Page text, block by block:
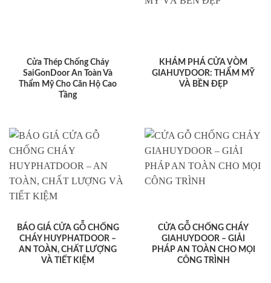
Cửa Thép Chống Cháy
SaiGonDoor An Toàn Và
Thẩm Mỹ Cho Căn Hộ Cao
Tầng
KHÁM PHÁ CỬA VÒM
GIAHUYDOOR: THẨM MỸ
VÀ BỀN ĐẸP
BÁO GIÁ CỬA GỖ CHỐNG
CHÁY HUYPHATDOOR –
AN TOÀN, CHẤT LƯỢNG
VÀ TIẾT KIỆM
CỬA GỖ CHỐNG CHÁY
GIAHUYDOOR – GIẢI
PHÁP AN TOÀN CHO MỌI
CÔNG TRÌNH